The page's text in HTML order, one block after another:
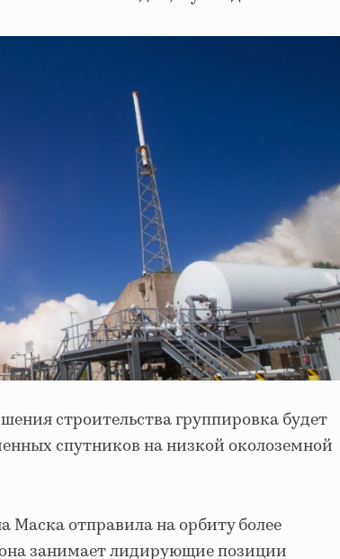
строительства группировка будет
спутников на низкой околоземной
Маска отправила на орбиту более
занимает лидирующие позиции